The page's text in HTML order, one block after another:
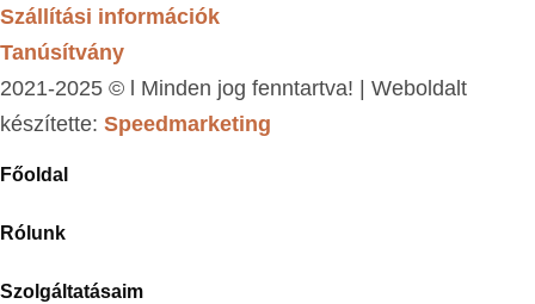
Szállítási információk
Tanúsítvány
2021-2025 © l Minden jog fenntartva! | Weboldalt
készítette: Speedmarketing
Főoldal
Rólunk
Szolgáltatásaim